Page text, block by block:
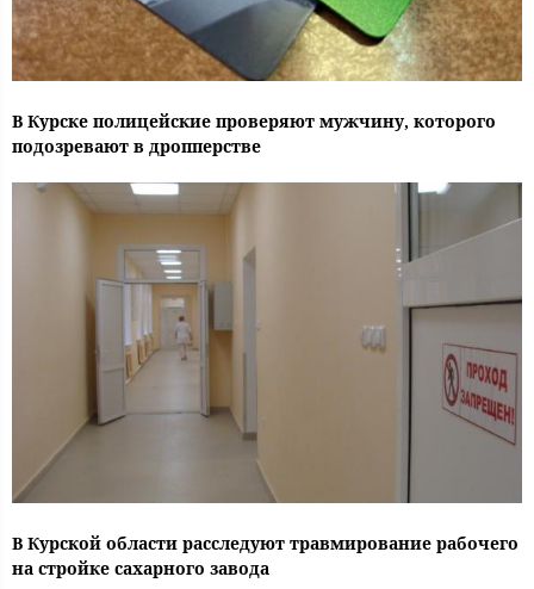
В Курске полицейские проверяют мужчину, которого
подозревают в дропперстве
В Курской области расследуют травмирование рабочего
на стройке сахарного завода